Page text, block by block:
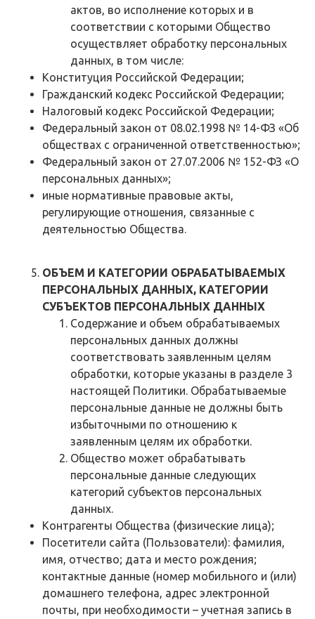
актов, во исполнение которых и в
соответствии с которыми Общество
осуществляет обработку персональных
данных, в том числе:
Конституция Российской Федерации;
Гражданский кодекс Российской Федерации;
Налоговый кодекс Российской Федерации;
Федеральный закон от 08.02.1998 № 14-ФЗ «Об
обществах с ограниченной ответственностью»;
Федеральный закон от 27.07.2006 № 152-ФЗ «О
персональных данных»;
иные нормативные правовые акты,
регулирующие отношения, связанные с
деятельностью Общества.
ОБЪЕМ И КАТЕГОРИИ ОБРАБАТЫВАЕМЫХ
ПЕРСОНАЛЬНЫХ ДАННЫХ, КАТЕГОРИИ
СУБЪЕКТОВ ПЕРСОНАЛЬНЫХ ДАННЫХ
Содержание и объем обрабатываемых
персональных данных должны
соответствовать заявленным целям
обработки, которые указаны в разделе 3
настоящей Политики. Обрабатываемые
персональные данные не должны быть
избыточными по отношению к
заявленным целям их обработки.
Общество может обрабатывать
персональные данные следующих
категорий субъектов персональных
данных.
Контрагенты Общества (физические лица);
Посетители сайта (Пользователи): фамилия,
имя, отчество; дата и место рождения;
контактные данные (номер мобильного и (или)
домашнего телефона, адрес электронной
почты, при необходимости – учетная запись в